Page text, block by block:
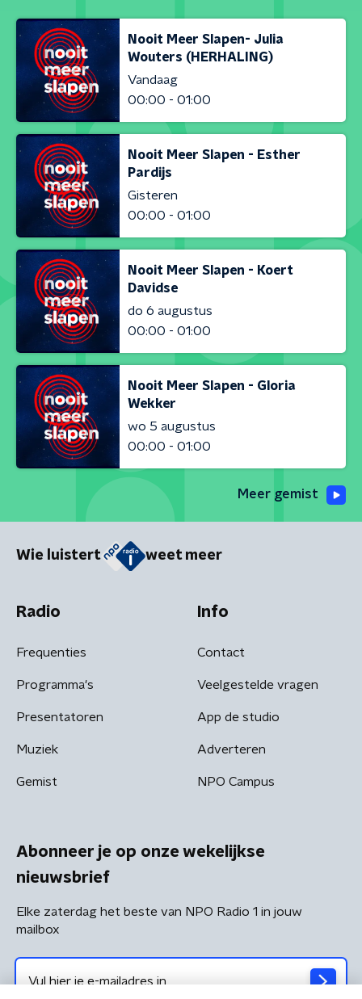
Nooit Meer Slapen- Julia
Wouters (HERHALING)
Vandaag
00:00 - 01:00
Nooit Meer Slapen - Esther
Pardijs
Gisteren
00:00 - 01:00
Nooit Meer Slapen - Koert
Davidse
do 6 augustus
00:00 - 01:00
Nooit Meer Slapen - Gloria
Wekker
wo 5 augustus
00:00 - 01:00
Meer gemist
Wie luistert weet meer
Radio
Frequenties
Programma's
Presentatoren
Muziek
Gemist
Info
Contact
Veelgestelde vragen
App de studio
Adverteren
NPO Campus
Abonneer je op onze wekelijkse
nieuwsbrief
Elke zaterdag het beste van NPO Radio 1 in jouw
mailbox